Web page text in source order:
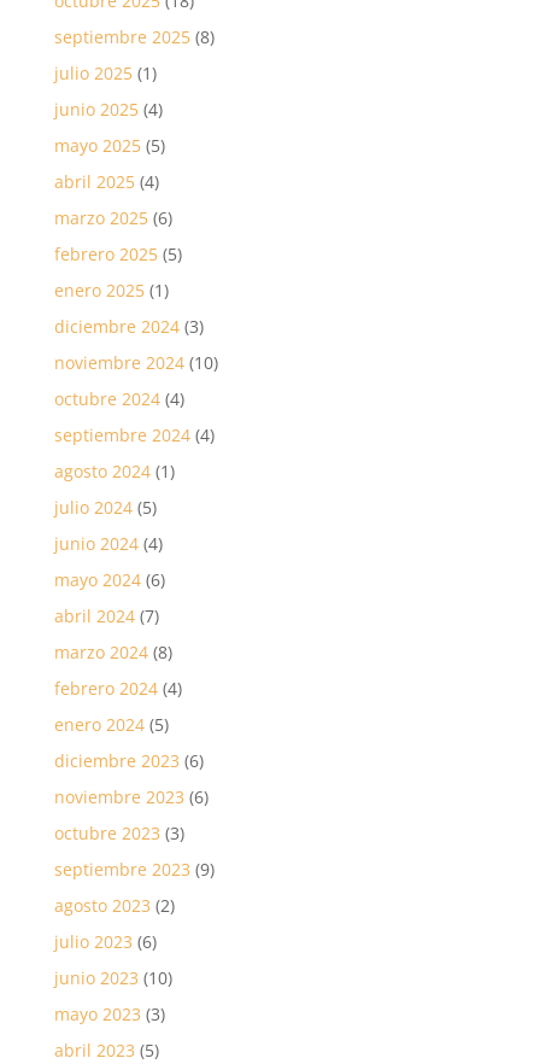
septiembre 2025(8)
julio 2025(1)
junio 2025(4)
mayo 2025(5)
abril 2025(4)
marzo 2025(6)
febrero 2025(5)
enero 2025(1)
diciembre 2024(3)
noviembre 2024(10)
octubre 2024(4)
septiembre 2024(4)
agosto 2024(1)
julio 2024(5)
junio 2024(4)
mayo 2024(6)
abril 2024(7)
marzo 2024(8)
febrero 2024(4)
enero 2024(5)
diciembre 2023 (6)
noviembre 2023 (6)
octubre 2023 (3)
septiembre 2023 (9)
agosto 2023 (2)
julio 2023 (6)
junio 2023 (10)
mayo 2023 (3)
abril 2023 (5)